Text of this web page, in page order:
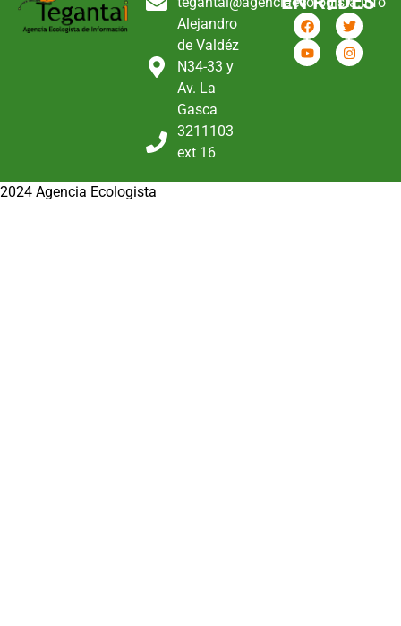
Alejandro
de Valdéz
N34-33 y
Av. La
Gasca
3211103
ext 16
2024 Agencia Ecologista